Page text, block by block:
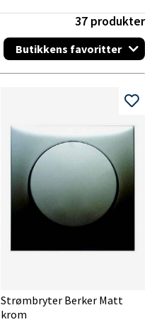
37 produkter
Butikkens favoritter
Strømbryter Berker Matt
krom